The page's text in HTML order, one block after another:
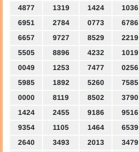
4877
1319 1424 1036
6951
2784 0773 6786
6657
9727 8529 2219
5505
8896 4232 1019
0049
1253 7477 0256
5985
1892 5260 7585
0000
8119 8502 3790
1424
2455 9186 9516
9354
1105 1464 6539
2640
3493 2013 3479